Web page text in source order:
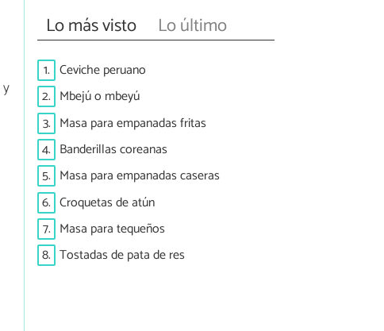
y
Lo más visto Lo último
1. Ceviche peruano
2. Mbejú o mbeyú
3. Masa para empanadas fritas
4. Banderillas coreanas
5. Masa para empanadas caseras
6. Croquetas de atún
7. Masa para tequeños
8. Tostadas de pata de res